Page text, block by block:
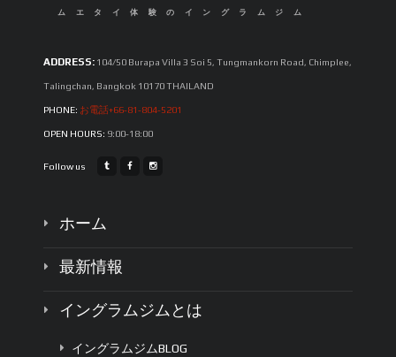
ムエタイ体験のイングラムジム
ADDRESS: 104/50 Burapa Villa 3 Soi 5, Tungmankorn Road, Chimplee,
Talingchan, Bangkok 10170 THAILAND
PHONE: お電話+66-81-804-5201
OPEN HOURS: 9:00-18:00
Follow us
ホーム
最新情報
イングラムジムとは
イングラムジムBLOG